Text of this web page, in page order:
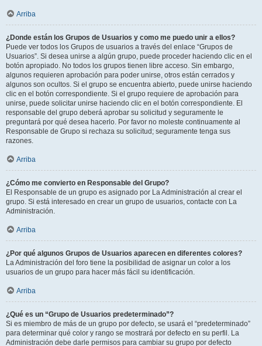
Arriba
¿Donde están los Grupos de Usuarios y como me puedo unir a ellos?
Puede ver todos los Grupos de usuarios a través del enlace “Grupos de
Usuarios”. Si desea unirse a algún grupo, puede proceder haciendo clic en el
botón apropiado. No todos los grupos tienen libre acceso. Sin embargo,
algunos requieren aprobación para poder unirse, otros están cerrados y
algunos son ocultos. Si el grupo se encuentra abierto, puede unirse haciendo
clic en el botón correspondiente. Si el grupo requiere de aprobación para
unirse, puede solicitar unirse haciendo clic en el botón correspondiente. El
responsable del grupo deberá aprobar su solicitud y seguramente le
preguntará por qué desea hacerlo. Por favor no moleste continuamente al
Responsable de Grupo si rechaza su solicitud; seguramente tenga sus
razones.
Arriba
¿Cómo me convierto en Responsable del Grupo?
El Responsable de un grupo es asignado por La Administración al crear el
grupo. Si está interesado en crear un grupo de usuarios, contacte con La
Administración.
Arriba
¿Por qué algunos Grupos de Usuarios aparecen en diferentes colores?
La Administración del foro tiene la posibilidad de asignar un color a los
usuarios de un grupo para hacer más fácil su identificación.
Arriba
¿Qué es un “Grupo de Usuarios predeterminado”?
Si es miembro de más de un grupo por defecto, se usará el “predeterminado”
para determinar qué color y rango se mostrará por defecto en su perfil. La
Administración debe darle permisos para cambiar su grupo por defecto